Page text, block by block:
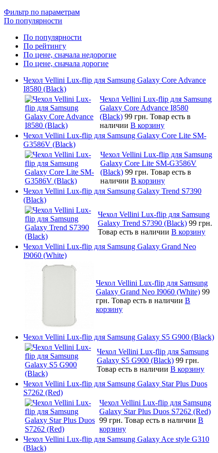
Фильтр по параметрам
По популярности
По популярности
По рейтингу
По цене, сначала недорогие
По цене, сначала дорогие
Чехол Vellini Lux-flip для Samsung Galaxy Core Advance
I8580 (Black)
Чехол Vellini Lux-flip для Samsung
Galaxy Core Advance I8580
(Black) 99 грн. Товар есть в
наличии В корзину
Чехол Vellini Lux-flip для Samsung Galaxy Core Lite SM-
G3586V (Black)
Чехол Vellini Lux-flip для Samsung
Galaxy Core Lite SM-G3586V
(Black) 99 грн. Товар есть в
наличии В корзину
Чехол Vellini Lux-flip для Samsung Galaxy Trend S7390
(Black)
Чехол Vellini Lux-flip для Samsung
Galaxy Trend S7390 (Black) 99 грн.
Товар есть в наличии В корзину
Чехол Vellini Lux-flip для Samsung Galaxy Grand Neo
I9060 (White)
Чехол Vellini Lux-flip для Samsung
Galaxy Grand Neo I9060 (White) 99
грн. Товар есть в наличии В
корзину
Чехол Vellini Lux-flip для Samsung Galaxy S5 G900 (Black)
Чехол Vellini Lux-flip для Samsung
Galaxy S5 G900 (Black) 99 грн.
Товар есть в наличии В корзину
Чехол Vellini Lux-flip для Samsung Galaxy Star Plus Duos
S7262 (Red)
Чехол Vellini Lux-flip для Samsung
Galaxy Star Plus Duos S7262 (Red)
99 грн. Товар есть в наличии В
корзину
Чехол Vellini Lux-flip для Samsung Galaxy Ace style G310
(Black)